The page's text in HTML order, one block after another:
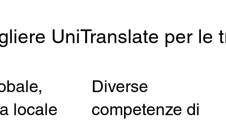
UniTranslate per le
locale
Diverse
competenze di